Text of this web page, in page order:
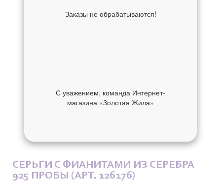
СЕРЬГИ С ФИАНИТАМИ ИЗ СЕРЕБРА
925 ПРОБЫ (АРТ. 126176)
Заказы не обрабатываются!
С уважением, команда Интернет-
магазина «Золотая Жила»